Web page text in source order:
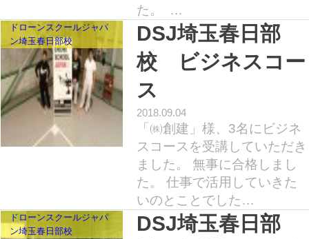
た。 …
ドローンスクールジャパ
ン埼玉春日部校
DSJ埼玉春日部
校 ビジネスコー
ス
2018.09.04
「㈱創建」様、3名にビジネ
スコースを受講していただき
ました。 無事に合格しまし
た。 仕事で活用していきた
いのとことでした…
ドローンスクールジャパ
ン埼玉春日部校
DSJ埼玉春日部